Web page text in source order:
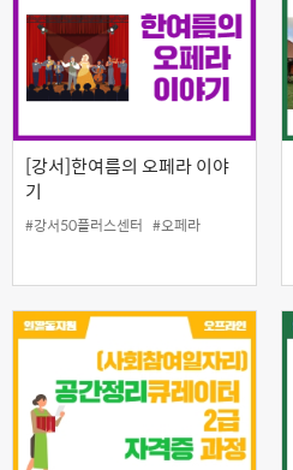
[강서]한여름의 오페라 이야
기
#강서50플러스센터 #오페라